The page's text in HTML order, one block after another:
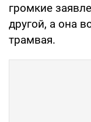
громкие
другой, а она
трамвая.